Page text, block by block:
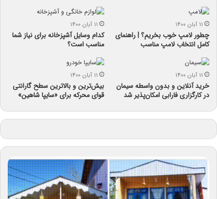
۱۱ آبان ۱۴۰۰
چطور لامپ خوب بخریم؟ | راهنمای
کامل انتخاب لامپ مناسب
۱۱ آبان ۱۴۰۰
کدام وسایل آشپزخانه برای نیاز شما
مناسب است؟
۱۱ آبان ۱۴۰۰
خرید آنلاین و بدون واسطه سیمان
در کارگزاری فارابی امکان‌پذیر شد
۱۱ آبان ۱۴۰۰
بیش‌ترین و بالاترین سطح گارانتی
قوای محرکه برای «سایپا شاهین»